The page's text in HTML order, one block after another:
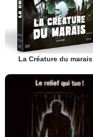
La Créature du marais